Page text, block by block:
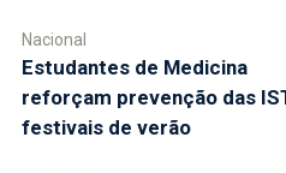
Nacional
Estudantes de Medicina
reforçam prevenção das
festivais de verão